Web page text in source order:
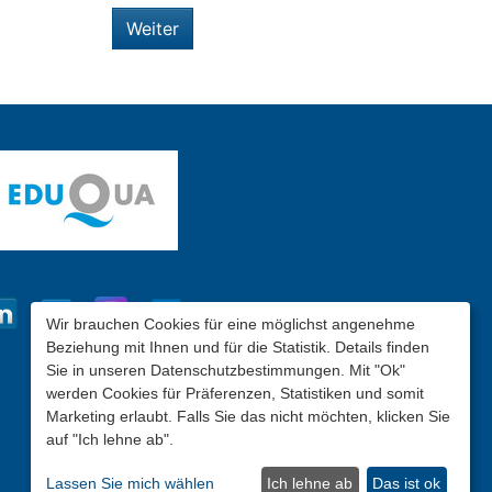
Weiter
Wir brauchen Cookies für eine möglichst angenehme
Beziehung mit Ihnen und für die Statistik. Details finden
Sie in unseren Datenschutzbestimmungen. Mit "Ok"
werden Cookies für Präferenzen, Statistiken und somit
Marketing erlaubt. Falls Sie das nicht möchten, klicken Sie
auf "Ich lehne ab".
Lassen Sie mich wählen Ich lehne ab Das ist ok